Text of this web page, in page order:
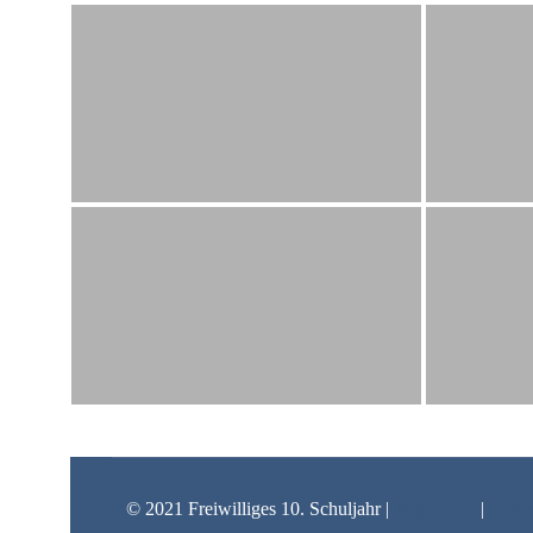
© 2021 Freiwilliges 10. Schuljahr | |